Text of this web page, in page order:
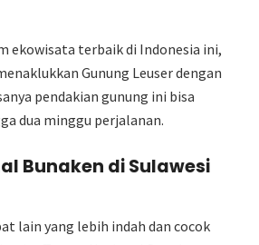
ekowisata terbaik di Indonesia ini,
Gunung Leuser dengan
pendakian gunung ini bisa
dua minggu perjalanan.
Bunaken di Sulawesi
lain yang lebih indah dan cocok